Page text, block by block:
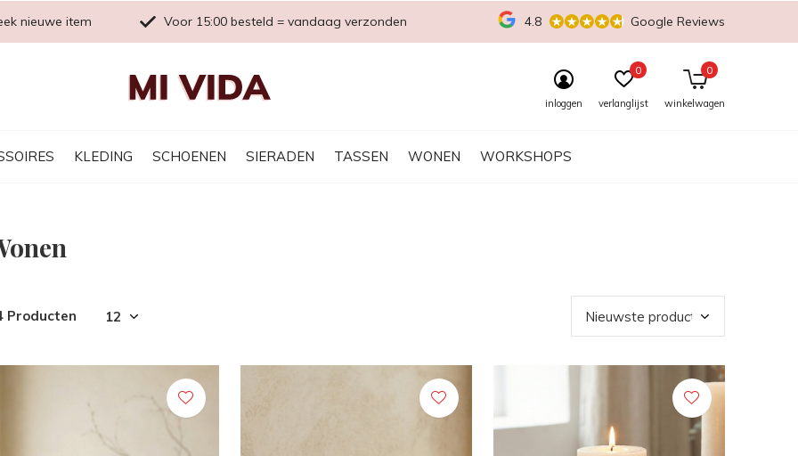
KLEDING SCHOENEN SIERADEN TASSEN WONEN WORKSHOPS
inloggen verlanglijst
0
winkelwagen
0
nieuwe item Voor 15:00 besteld = vandaag verzonden 4.8 Google Reviews
Producten